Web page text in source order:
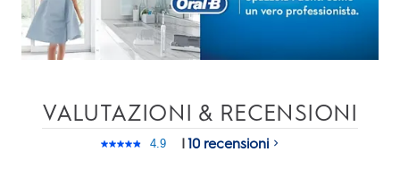
VALUTAZIONI & RECENSIONI
4.9
Leggi
|10 recensioni